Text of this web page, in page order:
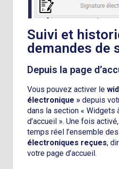
Suivi et
demandes de
Depuis la page
Vous pouvez activer le
électronique » depuis
dans la section « Widgets
d’accueil ». Une fois
temps réel l’ensemble des
électroniques reçues,
votre page d’accueil.